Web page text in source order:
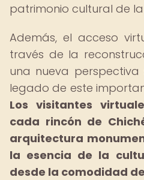
patrimonio cultural de
Además, el acceso
través de la
una nueva
legado de este
Los visitantes
cada rincón de
arquitectura
la esencia de la
desde la comodidad